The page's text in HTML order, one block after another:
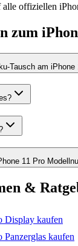
alle offiziellen
zum
Tausch am iPhone
11 Pro
&
Display kaufen
Panzerglas kaufen